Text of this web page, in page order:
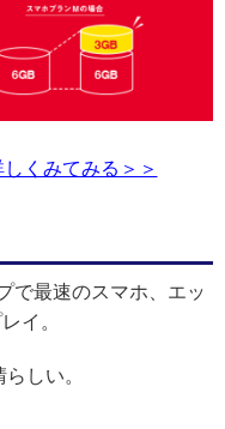
くみてみる＞＞
で最速のスマホ、エッ
イ。
しい。